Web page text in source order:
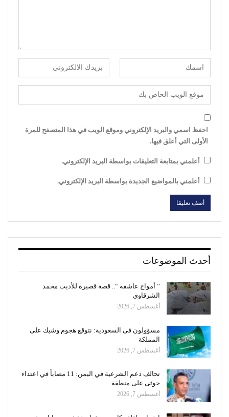
احفظ اسمي والبريد الإلكتروني وموقع الويب في هذا المتصفح للمرة
الأولى التي أعلق فيها.
أعلمني بمتابعة التعليقات بواسطة البريد الإلكتروني.
أعلمني بالمواضيع الجديدة بواسطة البريد الإلكتروني.
أحدث الموضوعات
” أمواج عاشقة “.. قصة قصيرة للأديب محمد
الشرقاوي
أغسطس 7, 2026
مسؤولون فى السعودية: نتوقع هجوم وشيك على
المملكة
أغسطس 7, 2026
تحالف دعم الشرعية في اليمن: 11 مصاباً في اعتداء
حوثى على منطقة…
أغسطس 7, 2026